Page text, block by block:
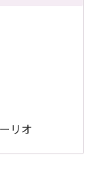
リオ